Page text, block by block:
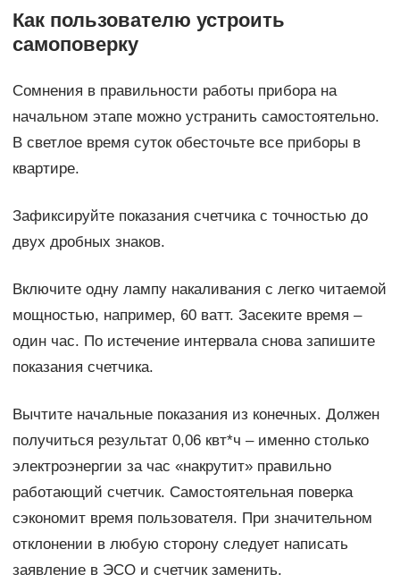
Как пользователю устроить
самоповерку
Сомнения в правильности работы прибора на
начальном этапе можно устранить самостоятельно.
В светлое время суток обесточьте все приборы в
квартире.
Зафиксируйте показания счетчика с точностью до
двух дробных знаков.
Включите одну лампу накаливания с легко читаемой
мощностью, например, 60 ватт. Засеките время –
один час. По истечение интервала снова запишите
показания счетчика.
Вычтите начальные показания из конечных. Должен
получиться результат 0,06 квт*ч – именно столько
электроэнергии за час «накрутит» правильно
работающий счетчик. Самостоятельная поверка
сэкономит время пользователя. При значительном
отклонении в любую сторону следует написать
заявление в ЭСО и счетчик заменить.